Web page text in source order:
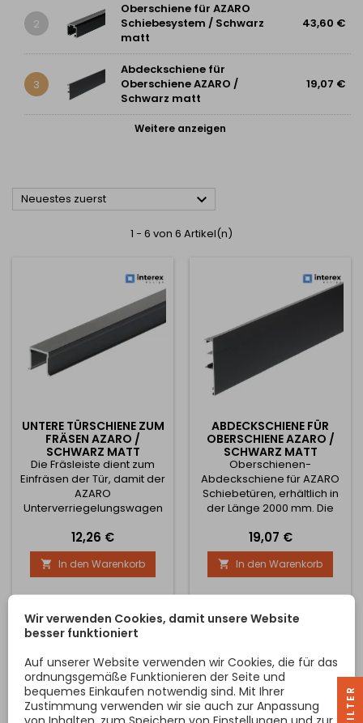
2
Oberschiene für AZARO
Schiebesystem / Schwarz
matt
43,60 €
3
Abdeckschiene für
Oberschiene AZARO /
Schwarz matt
19,07 €
Weitere anzeigen
Neuestes zuerst 
1 - 6 von 6 Artikel(n)
UNTERE TÜRSCHIENE ZUM
FRÄSEN AZARO /
SCHWARZ MATT
Die Fräsleiste dient zum
Einfräsen der Tür, damit der
AZARO
Unterverriegelungswagen
in einer Länge von 2000
mm erhältlich.
Preis
12,26 €
 In den Warenkorb
ABDECKSCHIENE FÜR
OBERSCHIENE AZARO /
SCHWARZ MATT
Oberschienen-
Abdeckschiene für AZARO
Schiebetüren, erhältlich in
der Länge 2000 mm. Die
Einrasten auf die obere
Schiene montiert und dank
ihrer Verwendung sind die
Räder an der Tür nicht
sichtbar.
Preis
19,07 €
 In den Warenkorb
Wir verwenden Cookies, damit unsere Website
besser funktioniert
Auf unserer Website verwenden wir Cookies, die für das
ordnungsgemäße Funktionieren der Seite und
bequemes Einkaufen notwendig sind. Mit Ihrer
Zustimmung verwenden wir sie auch zur Anpassung
von Inhalten, zum Speichern von Einstellungen und zur
R